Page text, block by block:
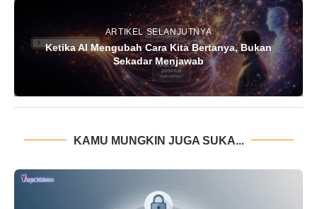
ARTIKEL SELANJUTNYA
Ketika AI Mengubah Cara Kita Bertanya, Bukan
Sekadar Menjawab
KAMU MUNGKIN JUGA SUKA...